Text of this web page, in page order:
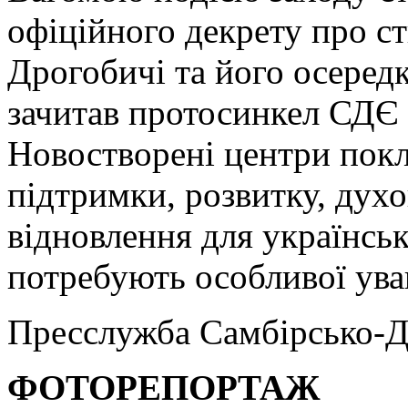
офіційного декрету про
Дрогобичі та його
зачитав протосинкел
Новостворені центри
підтримки, розвитку,
відновлення для
потребують особливої
Пресслужба Самбірсько-
ФОТОРЕПОРТАЖ